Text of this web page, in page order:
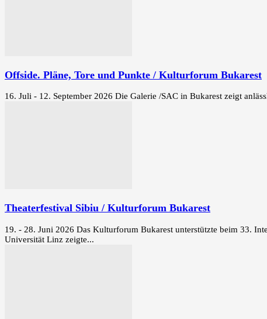
Offside. Pläne, Tore und Punkte / Kulturforum Bukarest
16. Juli - 12. September 2026 Die Galerie /SAC in Bukarest zeigt
Theaterfestival Sibiu / Kulturforum Bukarest
19. - 28. Juni 2026 Das Kulturforum Bukarest unterstützte beim 33.
Universität Linz zeigte...